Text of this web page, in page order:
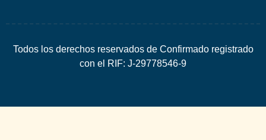
Todos los derechos reservados de Confirmado registrado
con el RIF: J-29778546-9